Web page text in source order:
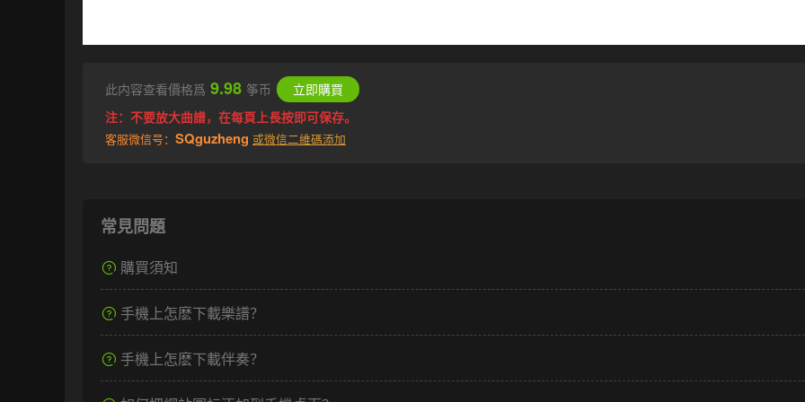
此内容查看價格爲 9.98 筝币
立即購買
注：不要放大曲譜，在每頁上長按即可保存。
客服微信号： SQguzheng 或微信二維碼添加
常見問題
購買須知
手機上怎麽下載樂譜？
手機上怎麽下載伴奏？